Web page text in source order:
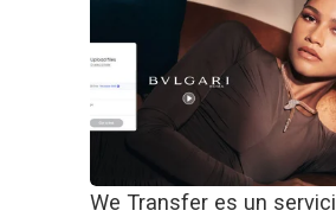
We Transfer es un